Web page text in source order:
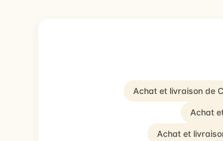
Achat et livraison de
Achat
Achat et